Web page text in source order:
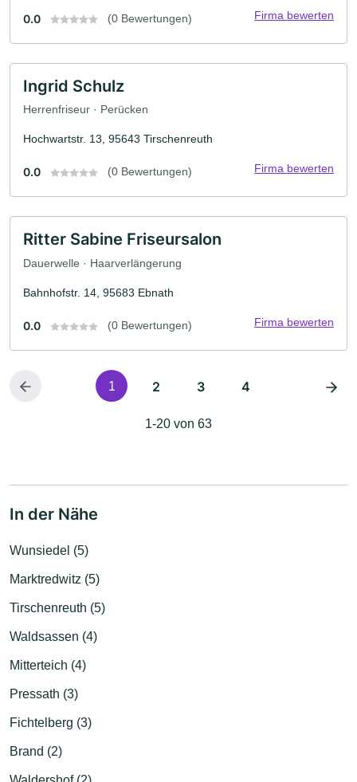
0.0 (0 Bewertungen) Firma bewerten
Ingrid Schulz
Herrenfriseur · Perücken
Hochwartstr. 13, 95643 Tirschenreuth
0.0 (0 Bewertungen) Firma bewerten
Ritter Sabine Friseursalon
Dauerwelle · Haarverlängerung
Bahnhofstr. 14, 95683 Ebnath
0.0 (0 Bewertungen) Firma bewerten
1 2 3 4
1-20 von 63
In der Nähe
Wunsiedel (5)
Marktredwitz (5)
Tirschenreuth (5)
Waldsassen (4)
Mitterteich (4)
Pressath (3)
Fichtelberg (3)
Brand (2)